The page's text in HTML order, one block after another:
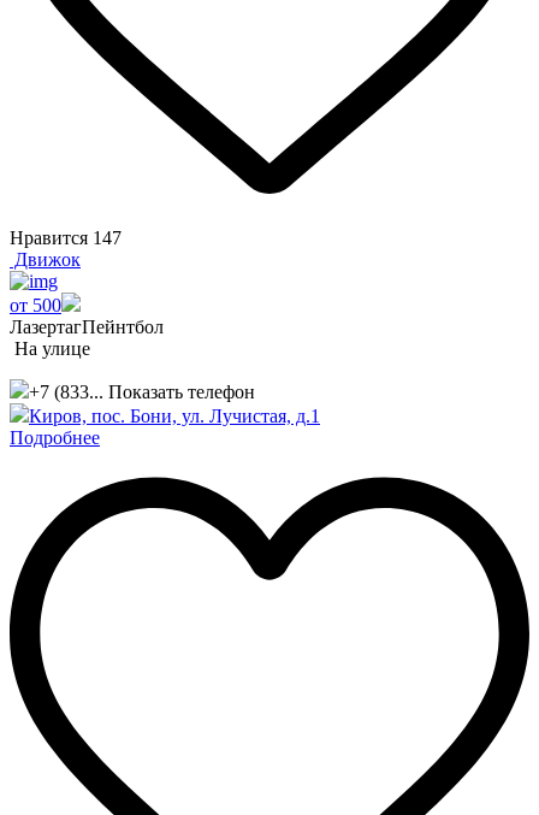
Нравится 147
Движок
от 500
ЛазертагПейнтбол
На улице
+7 (833... Показать телефон
Киров, пос. Бони, ул. Лучистая, д.1
Подробнее